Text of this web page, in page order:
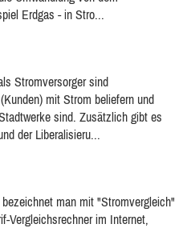
Erdgas - in Stro...
Stromversorger sind
mit Strom beliefern und
sind. Zusätzlich gibt es
der Liberalisieru...
man mit "Stromvergleich"
Vergleichsrechner im Internet,